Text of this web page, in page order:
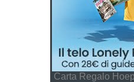
Carta Regalo